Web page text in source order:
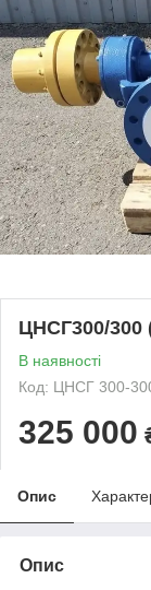
ЦНСГ300/300
В наявності
Код: ЦНСГ 300-
325 000
Опис
Опис